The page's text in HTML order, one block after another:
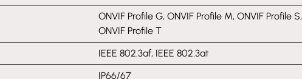
ONVIF Profile G, ONVIF Profile M, ONVIF Profile S,
ONVIF Profile T
IEEE 802.3af, IEEE 802.3at
IP66/67